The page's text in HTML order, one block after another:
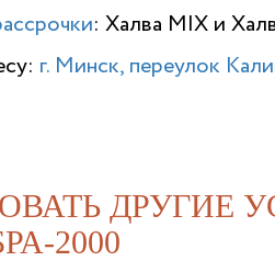
: Халва MIX и
г. Минск, переулок
ДРУГИЕ
2000